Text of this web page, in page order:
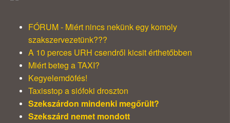
FÓRUM - Miért nincs nekünk egy komoly
szakszervezetünk???
A 10 perces URH csendről kicsit érthetőbben
Miért beteg a TAXI?
Kegyelemdöfés!
Taxisstop a siófoki droszton
Szekszárdon mindenki megőrült?
Szekszárd nemet mondott